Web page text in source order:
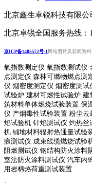
北京鑫生卓锐科技有限公
北京卓锐全国服务热线：
京ICP备1405572号-1网站图片及新闻资
氧指数测定仪 氧指数测试仪
点测定仪 森林可燃物燃点测
仪 烟密度测定仪 烟密度测
试验炉 建材可燃性试验炉
筑材料单体燃烧试验装置 保
仪 产烟毒性试验装置 粉尘
焰试验机 针焰测试仪 灼热
机 铺地材料辐射热通量试验
痕测试仪 成束线缆燃烧试验
阻燃测试仪 钢结构防火涂料
室法防火涂料测试仪 汽车内
用岩棉热荷重测 试装置